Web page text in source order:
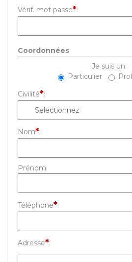
Vérif. mot passe*:
Coordonnées
Je suis un:
Particulier
Civilité*:
Nom*:
Prénom:
Téléphone*:
Adresse*: